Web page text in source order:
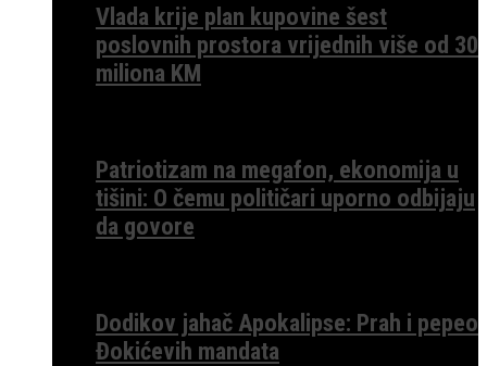
Vlada krije plan kupovine šest
poslovnih prostora vrijednih više od 30
miliona KM
Patriotizam na megafon, ekonomija u
tišini: O čemu političari uporno odbijaju
da govore
Dodikov jahač Apokalipse: Prah i pepeo
Đokićevih mandata